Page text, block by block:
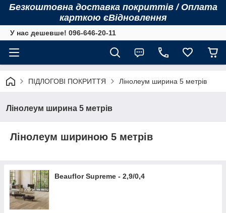
Безкоштовна доставка покриттів / Оплата
карткою єВідновлення
У нас дешевше! 096-646-20-11
ПІДЛОГОВІ ПОКРИТТЯ Лінолеум ширина 5 метрів
Лінолеум ширина 5 метрів
Лінолеум шириною 5 метрів
Beauflor Supreme - 2,9/0,4